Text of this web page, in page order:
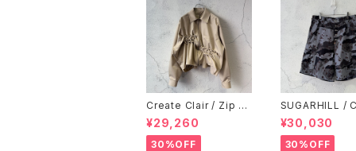
Create Clair / Zip sh
irt jacket / Beige
¥29,260
30%OFF
SUGARHILL /
OCHIP CAMO
O SHORTS /
AMO
¥30,030
30%OFF